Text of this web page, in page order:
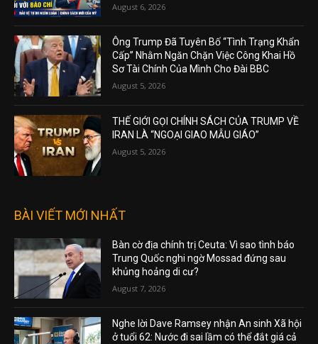
August 6, 2026
Ông Trump Đã Tuyên Bố “Tình Trạng Khẩn
Cấp” Nhằm Ngăn Chặn Việc Công Khai Hồ
Sơ Tài Chính Của Mình Cho Đài BBC
August 5, 2026
THẾ GIỚI GỌI CHÍNH SÁCH CỦA TRUMP VỀ
IRAN LÀ “NGOẠI GIAO MẪU GIÁO”
August 5, 2026
BÀI VIẾT MỚI NHẤT
Bàn cờ địa chính trị Ceuta: Vì sao tình báo
Trung Quốc nghi ngờ Mossad đứng sau
khủng hoảng di cư?
August 7, 2026
Nghe lời Dave Ramsey nhận An sinh Xã hội
ở tuổi 62: Nước đi sai lầm có thể đắt giá cả